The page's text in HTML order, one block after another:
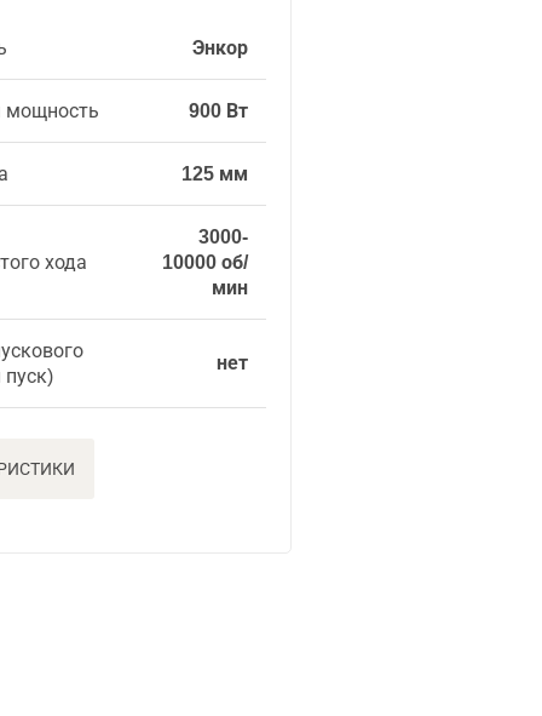
Энкор
мощность 900 Вт
125 мм
хода
3000-
10000 об/
мин
нет